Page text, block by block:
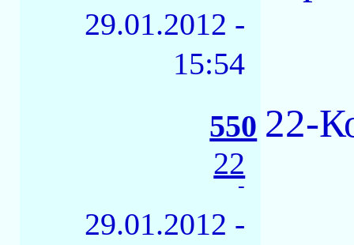
29.01.2012 -
15:54
550
22
-
29.01.2012 -
22-